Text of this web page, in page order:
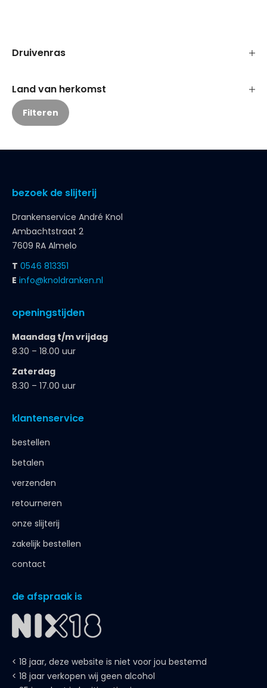
Druivenras
Land van herkomst
Filteren
bezoek de slijterij
Drankenservice André Knol
Ambachtstraat 2
7609 RA Almelo
T 0546 813351
E info@knoldranken.nl
openingstijden
Maandag t/m vrijdag
8.30 – 18.00 uur
Zaterdag
8.30 – 17.00 uur
klantenservice
bestellen
betalen
verzenden
retourneren
onze slijterij
zakelijk bestellen
contact
de afspraak is
< 18 jaar, deze website is niet voor jou bestemd
< 18 jaar verkopen wij geen alcohol